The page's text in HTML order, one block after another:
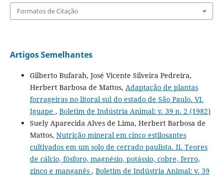
Formatos de Citação
Artigos Semelhantes
Gilberto Bufarah, José Vicente Silveira Pedreira,
Herbert Barbosa de Mattos, Adaptação de plantas
forrageiras no litoral sul do estado de São Paulo. VI.
Iguape , Boletim de Indústria Animal: v. 39 n. 2 (1982)
Suely Aparecida Alves de Lima, Herbert Barbosa de
Mattos, Nutrição mineral em cinco estilosantes
cultivados em um solo de cerrado paulista. II. Teores
de cálcio, fósforo, magnésio, potássio, cobre, ferro,
zinco e manganês , Boletim de Indústria Animal: v. 39